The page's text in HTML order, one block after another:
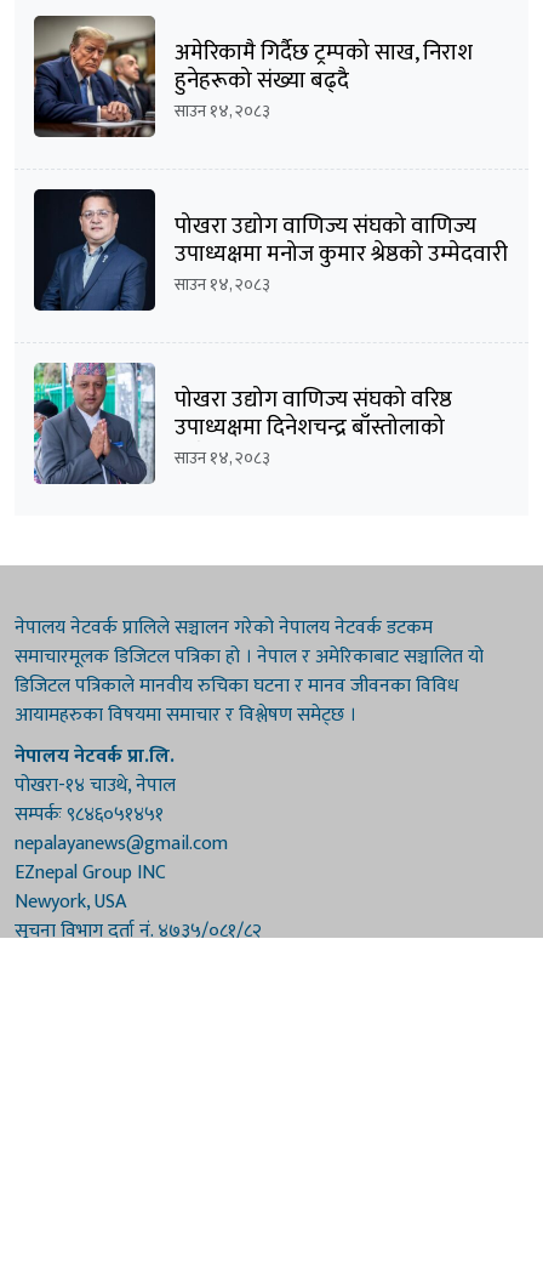
अमेरिकामै गिर्दैछ ट्रम्पको साख, निराश
हुनेहरूको संख्या बढ्दै
साउन १४, २०८३
पोखरा उद्योग वाणिज्य संघको वाणिज्य
उपाध्यक्षमा मनोज कुमार श्रेष्ठको उम्मेदवारी
घोषणा
साउन १४, २०८३
पोखरा उद्योग वाणिज्य संघको वरिष्ठ
उपाध्यक्षमा दिनेशचन्द्र बाँस्तोलाको
उम्मेदवारी घोषणा
साउन १४, २०८३
नेपालय नेटवर्क प्रालिले सञ्चालन गरेको नेपालय नेटवर्क डटकम
समाचारमूलक डिजिटल पत्रिका हो । नेपाल र अमेरिकाबाट सञ्चालित यो
डिजिटल पत्रिकाले मानवीय रुचिका घटना र मानव जीवनका विविध
आयामहरुका विषयमा समाचार र विश्लेषण समेट्छ ।
नेपालय नेटवर्क प्रा.लि.
पोखरा-१४ चाउथे, नेपाल
सम्पर्कः ९८४६०५१४५१
nepalayanews@gmail.com
EZnepal Group INC
Newyork, USA
सूचना विभाग दर्ता नं. ४७३५/०८१/८२